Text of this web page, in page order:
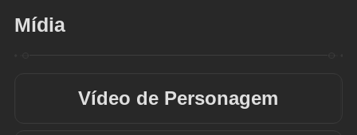
Mídia
Vídeo de Personagem